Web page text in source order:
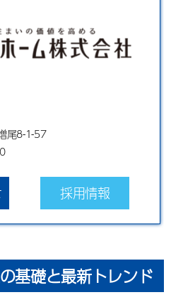
尾8-1-57
採用情報
基礎と最新トレンド